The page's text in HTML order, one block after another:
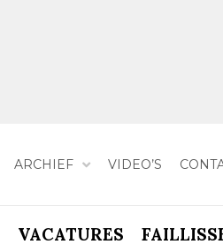
ARCHIEF VIDEO’S
VACATURES